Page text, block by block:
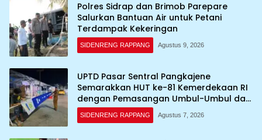
Polres Sidrap dan Brimob Parepare
Salurkan Bantuan Air untuk Petani
Terdampak Kekeringan
SIDENRENG RAPPANG Agustus 9, 2026
UPTD Pasar Sentral Pangkajene
Semarakkan HUT ke-81 Kemerdekaan RI
dengan Pemasangan Umbul-Umbul dan
Dekorasi Merah Putih
SIDENRENG RAPPANG Agustus 7, 2026